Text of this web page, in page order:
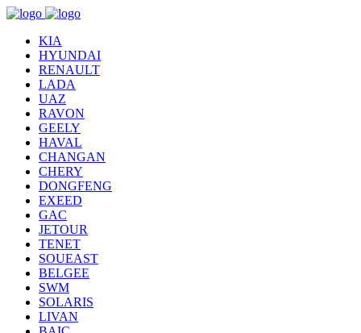
KIA
HYUNDAI
RENAULT
LADA
UAZ
RAVON
GEELY
HAVAL
CHANGAN
CHERY
DONGFENG
EXEED
GAC
JETOUR
TENET
SOUEAST
BELGEE
SWM
SOLARIS
LIVAN